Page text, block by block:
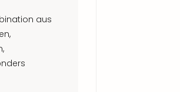
aus